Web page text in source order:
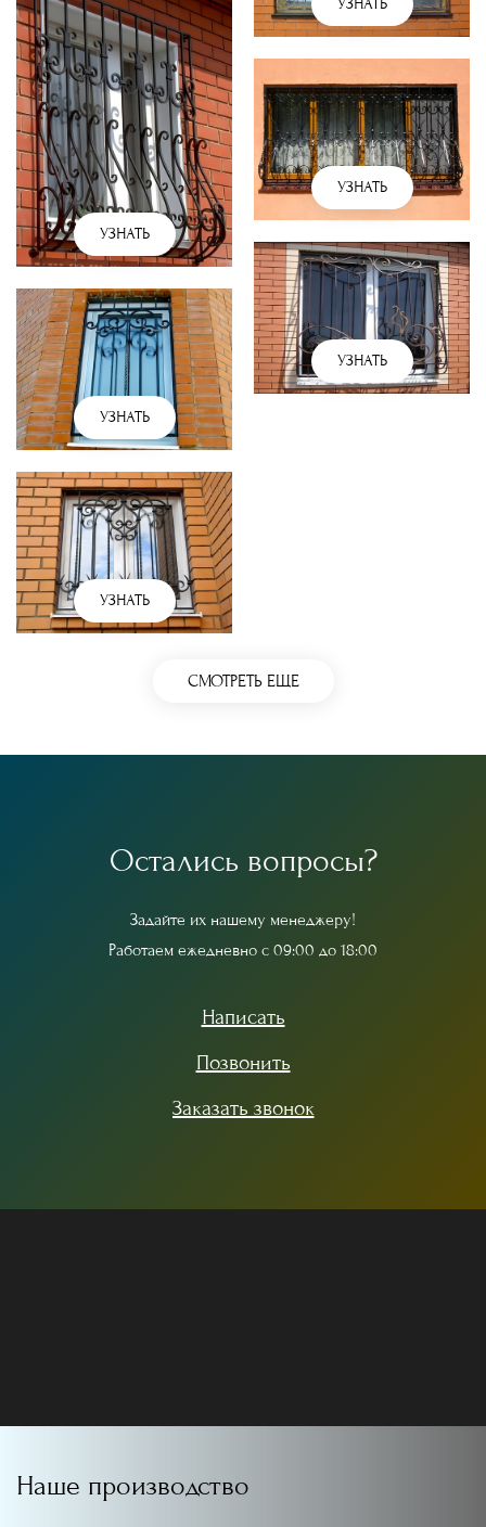
УЗНАТЬ
УЗНАТЬ
УЗНАТЬ
УЗНАТЬ
УЗНАТЬ
СМОТРЕТЬ ЕЩЕ
Остались вопросы?
Задайте их нашему менеджеру!
Работаем ежедневно с 09:00 до 18:00
Написать
Позвонить
Заказать звонок
Наше производство